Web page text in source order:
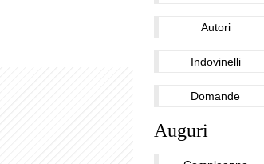
Autori
Indovinelli
Domande
Auguri